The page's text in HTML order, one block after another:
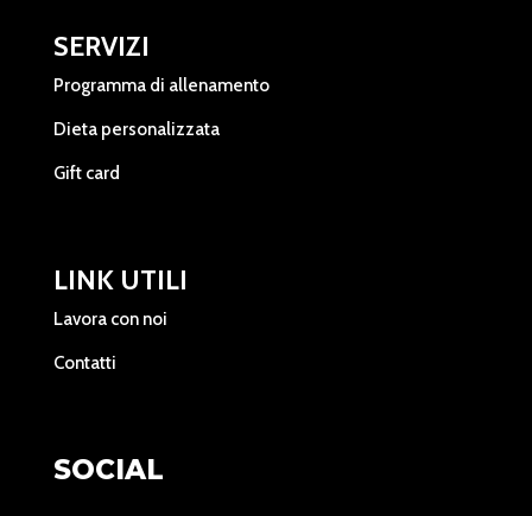
SERVIZI
Programma di allenamento
Dieta personalizzata
Gift card
LINK UTILI
Lavora con noi
Contatti
SOCIAL